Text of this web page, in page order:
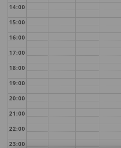
14:00
15:00
16:00
17:00
18:00
19:00
20:00
21:00
22:00
23:00